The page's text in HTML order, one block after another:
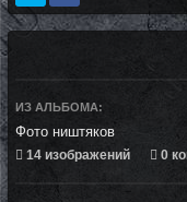
ИЗ АЛЬБОМА:
Фото ништяков
14 изображений 0